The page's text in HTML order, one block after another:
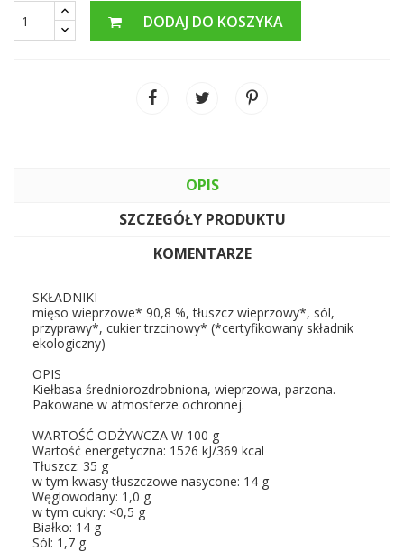
DODAJ DO KOSZYKA
OPIS
SZCZEGÓŁY PRODUKTU
KOMENTARZE
SKŁADNIKI
mięso wieprzowe* 90,8 %, tłuszcz wieprzowy*, sól,
przyprawy*, cukier trzcinowy* (*certyfikowany składnik
ekologiczny)
OPIS
Kiełbasa średniorozdrobniona, wieprzowa, parzona.
Pakowane w atmosferze ochronnej.
WARTOŚĆ ODŻYWCZA W 100 g
Wartość energetyczna: 1526 kJ/369 kcal
Tłuszcz: 35 g
w tym kwasy tłuszczowe nasycone: 14 g
Węglowodany: 1,0 g
w tym cukry: <0,5 g
Białko: 14 g
Sól: 1,7 g